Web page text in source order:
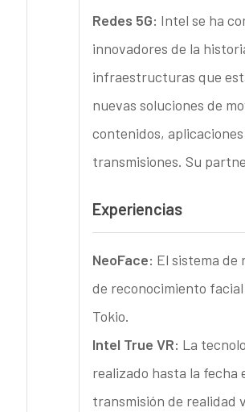
Redes 5G: Intel se ha
innovadores de la
infraestructuras que
nuevas soluciones de
contenidos,
transmisiones. Su
Experiencias
NeoFace: El sistema de
de reconocimiento facial
Tokio.
Intel True VR: La
realizado hasta la fecha
transmisión de realidad